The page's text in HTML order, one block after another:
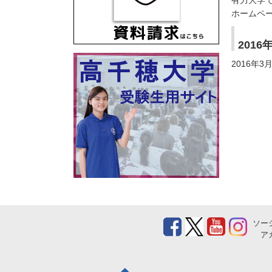
ホームペ
2016
2016年3
ソー
ア